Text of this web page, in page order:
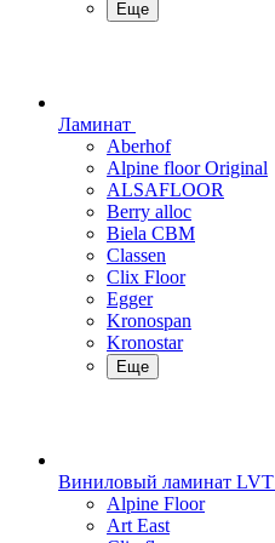
Еще
Ламинат
Aberhof
Alpine floor Original
ALSAFLOOR
Berry alloc
Biela CBM
Classen
Clix Floor
Egger
Kronospan
Kronostar
Еще
Виниловый ламинат LVT
Alpine Floor
Art East